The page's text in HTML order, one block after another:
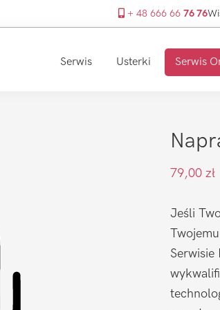
+ 48 666 66 76 76
Serwis Usterki Serwis
79,00 zł
Jeśli